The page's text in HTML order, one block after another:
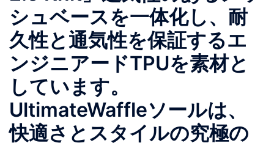
シュベースを一体化し、耐
久性と通気性を保証するエ
ンジニアードTPUを素材と
しています。️
UltimateWaffleソールは、
快適さとスタイルの究極の